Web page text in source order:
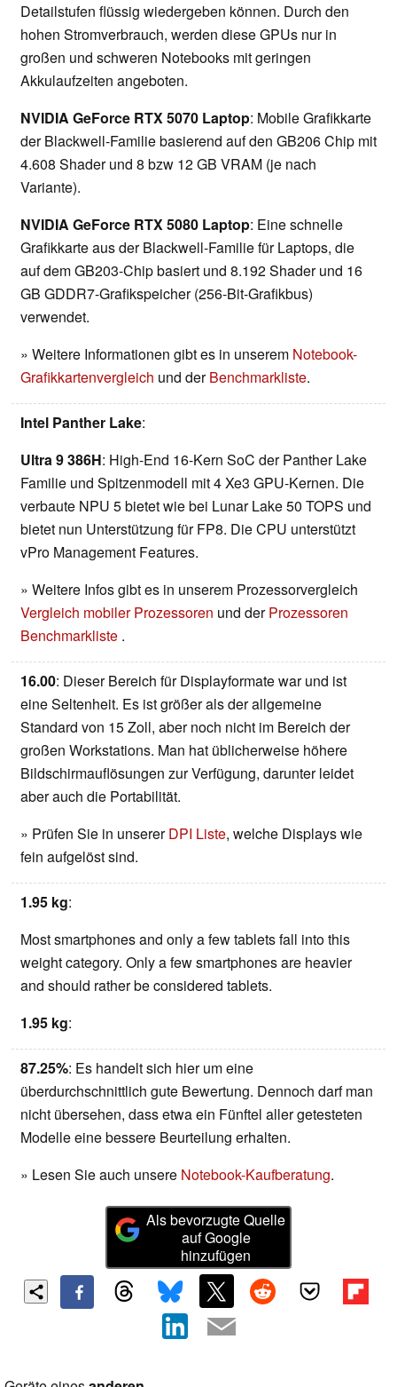
Detailstufen flüssig wiedergeben können. Durch den
hohen Stromverbrauch, werden diese GPUs nur in
großen und schweren Notebooks mit geringen
Akkulaufzeiten angeboten.
NVIDIA GeForce RTX 5070 Laptop: Mobile Grafikkarte
der Blackwell-Familie basierend auf den GB206 Chip mit
4.608 Shader und 8 bzw 12 GB VRAM (je nach
Variante).
NVIDIA GeForce RTX 5080 Laptop: Eine schnelle
Grafikkarte aus der Blackwell-Familie für Laptops, die
auf dem GB203-Chip basiert und 8.192 Shader und 16
GB GDDR7-Grafikspeicher (256-Bit-Grafikbus)
verwendet.
» Weitere Informationen gibt es in unserem Notebook-
Grafikkartenvergleich und derBenchmarkliste.
Intel Panther Lake:
Ultra 9 386H: High-End 16-Kern SoC der Panther Lake
Familie und Spitzenmodell mit 4 Xe3 GPU-Kernen. Die
verbaute NPU 5 bietet wie bei Lunar Lake 50 TOPS und
bietet nun Unterstützung für FP8. Die CPU unterstützt
vPro Management Features.
» Weitere Infos gibt es in unserem Prozessorvergleich
Vergleich mobiler Prozessoren und derProzessoren
Benchmarkliste .
16.00: Dieser Bereich für Displayformate war und ist
eine Seltenheit. Es ist größer als der allgemeine
Standard von 15 Zoll, aber noch nicht im Bereich der
großen Workstations. Man hat üblicherweise höhere
Bildschirmauflösungen zur Verfügung, darunter leidet
aber auch die Portabilität.
» Prüfen Sie in unsererDPI Liste, welche Displays wie
fein aufgelöst sind.
1.95 kg:
Most smartphones and only a few tablets fall into this
weight category. Only a few smartphones are heavier
and should rather be considered tablets.
1.95 kg:
87.25%: Es handelt sich hier um eine
überdurchschnittlich gute Bewertung. Dennoch darf man
nicht übersehen, dass etwa ein Fünftel aller getesteten
Modelle eine bessere Beurteilung erhalten.
» Lesen Sie auch unsere Notebook-Kaufberatung.
Als bevorzugte Quelle
auf Google
hinzufügen